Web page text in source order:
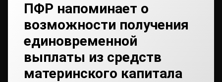
ПФР напоминает о
возможности получения
единовременной
выплаты из средств
материнского капитала